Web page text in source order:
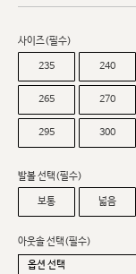
사이즈(필수)
235 240
265 270
295 300
발볼 선택(필수)
보통 넓음
아웃솔 선택(필수)